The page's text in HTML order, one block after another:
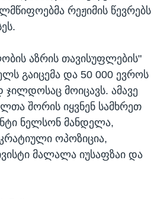
რეჟიმის წევრებს
აზრის თავისუფლების"
გაიცემა და 50 000 ევროს
მოიცავს. ამავე
შორის იყვნენ სამხრეთ
ნელსონ მანდელა,
ოპოზიცია,
მალალა იუსაფზაი და